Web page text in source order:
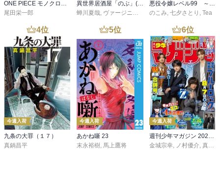
尾田栄一郎
蝉川夏哉 ヴァージニア二等兵 ,転
のこみ 七夕さとり Tea
4位
今週入荷
九条の大罪（１７）
真鍋昌平
5位
今週入荷
あかね噺 23
末永裕樹, 馬上鷹将
6位
今週入荷
週刊少年マガジン 2026年36・37号[2026年8月5日発売]
金城宗幸, ノ村優介, 真島ヒロ